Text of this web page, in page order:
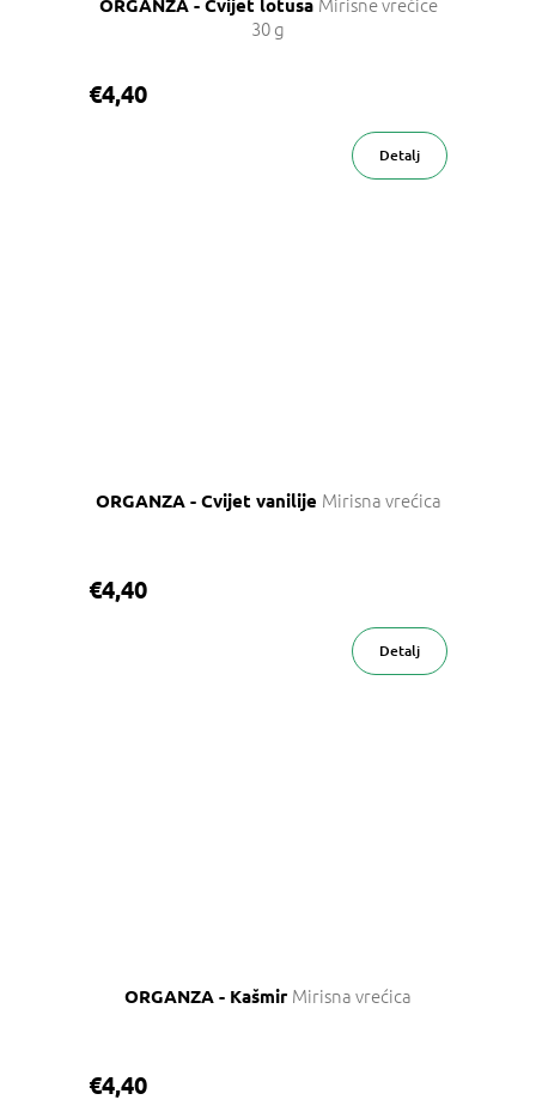
ORGANZA - Cvijet lotusa
30 g
€4,40
Detalj
ORGANZA - Cvijet vanilije Mirisna vrećica
€4,40
Detalj
ORGANZA - Kašmir Mirisna vrećica
€4,40